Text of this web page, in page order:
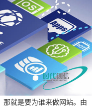
那就是要为谁来做网站。由